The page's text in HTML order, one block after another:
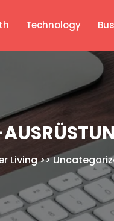
Technology
Living>>